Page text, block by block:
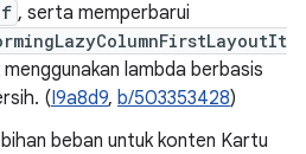
, serta memperbarui
menggunakan lambda berbasis
(I9a8d9, b/503353428)
beban untuk konten Kartu